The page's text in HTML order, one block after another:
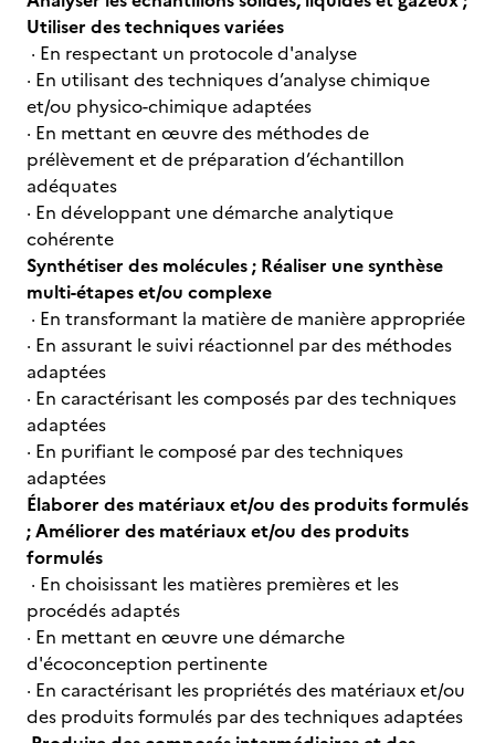
Utiliser des techniques variées
· En respectant un protocole d'analyse
· En utilisant des techniques d’analyse chimique
et/ou physico-chimique adaptées
· En mettant en œuvre des méthodes de
prélèvement et de préparation d’échantillon
adéquates
· En développant une démarche analytique
cohérente
Synthétiser des molécules ; Réaliser une synthèse
multi-étapes et/ou complexe
· En transformant la matière de manière appropriée
· En assurant le suivi réactionnel par des méthodes
adaptées
· En caractérisant les composés par des techniques
adaptées
· En purifiant le composé par des techniques
adaptées
Élaborer des matériaux et/ou des produits formulés
; Améliorer des matériaux et/ou des produits
formulés
· En choisissant les matières premières et les
procédés adaptés
· En mettant en œuvre une démarche
d'écoconception pertinente
· En caractérisant les propriétés des matériaux et/ou
des produits formulés par des techniques adaptées